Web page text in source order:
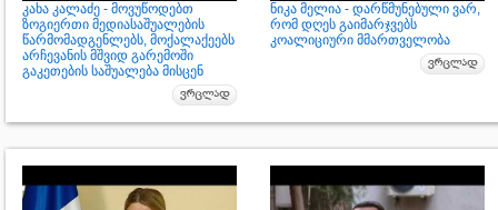
კახა კალაძე - მოვუწოდებთ
ზოგიერთი მედიასაშუალების
წარმომადგენლებს, მოქალაქეებს
არჩევანის მშვიდ გარემოში
გაკეთების საშუალება მისცენ
ნიკა მელია - დარწმუნებული ვარ,
რომ დღეს გაიმარჯვებს
კოალიციური მმართველობა